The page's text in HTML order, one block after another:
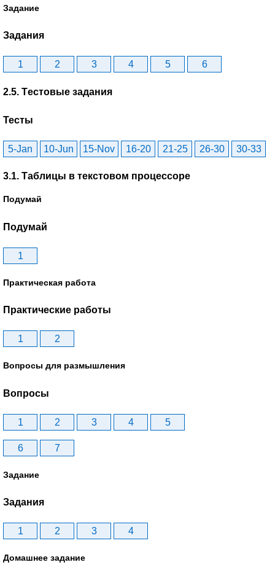
Задание
Задания
1 2 3 4 5 6
2.5. Tестовые задания
Тесты
5-Jan 10-Jun 15-Nov 16-20 21-25 26-30 30-33
3.1. Таблицы в текстовом процессоре
Подумай
Подумай
1
Практическая работа
Практические работы
1 2
Вопросы для размышления
Вопросы
1 2 3 4 5
6 7
Задание
Задания
1 2 3 4
Домашнее задание